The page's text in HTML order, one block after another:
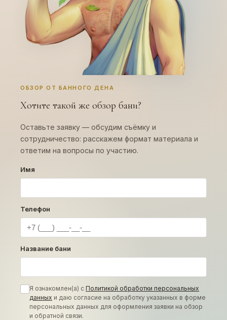
ОБЗОР ОТ БАННОГО ДЕНА
Хотите такой же обзор бани?
Оставьте заявку — обсудим съёмку и
сотрудничество: расскажем формат материала и
ответим на вопросы по участию.
Имя
Телефон
Название бани
Я ознакомлен(а) с Политикой обработки персональных
данных и даю согласие на обработку указанных в форме
персональных данных для оформления заявки на обзор
и обратной связи.